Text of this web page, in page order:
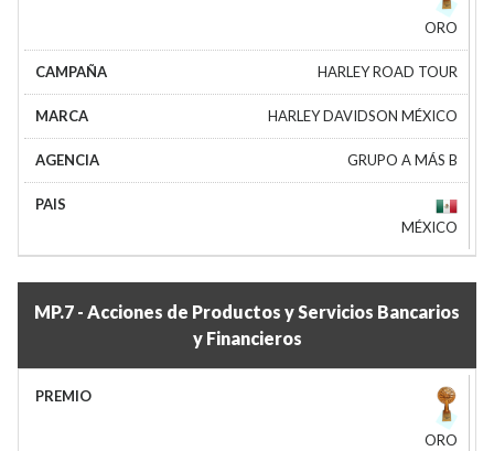
ORO
HARLEY ROAD TOUR
HARLEY DAVIDSON MÉXICO
GRUPO A MÁS B
MÉXICO
MP.7 - Acciones de Productos y Servicios Bancarios
y Financieros
ORO